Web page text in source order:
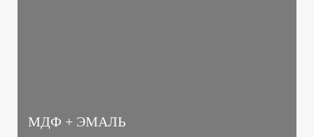
МДФ + ЭМАЛЬ